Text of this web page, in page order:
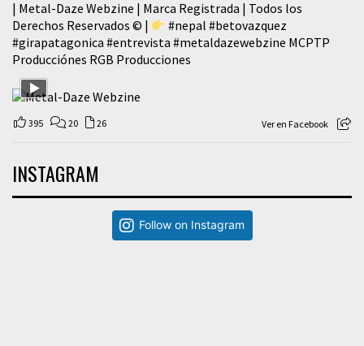
| Metal-Daze Webzine | Marca Registrada | Todos los
Derechos Reservados © |
#nepal #betovazquez
#girapatagonica #entrevista #metaldazewebzine MCPTP
Producciónes RGB Producciones
395 20 26 Ver en Facebook
INSTAGRAM
Follow on Instagram